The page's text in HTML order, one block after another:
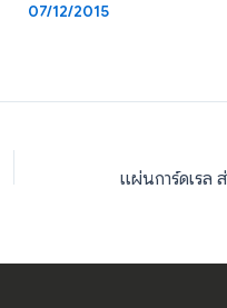
07/12/2015